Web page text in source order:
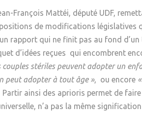
Violence /
Agression Sexuelle
Délinquance
Banlieue
Protection De
Accueil – Placement
Psychiatrie
Psychologie
Sexualité
Sociologie
Économie / Emploi
Justice
Politique
Religion
Scolarité
Romans / Médias
François Mattéi, député UDF,
de modifications législatives
rapport qui ne finit pas au fond
d’idées reçues qui encombrent
couples stériles peuvent adopter un
peut adopter à tout âge », ou encore
ainsi des aprioris permet de
n’a pas la même